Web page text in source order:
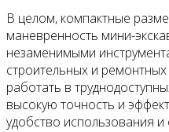
В целом, компактные
маневренность мини-
незаменимыми
строительных и
работать в
высокую точность и
удобство использования